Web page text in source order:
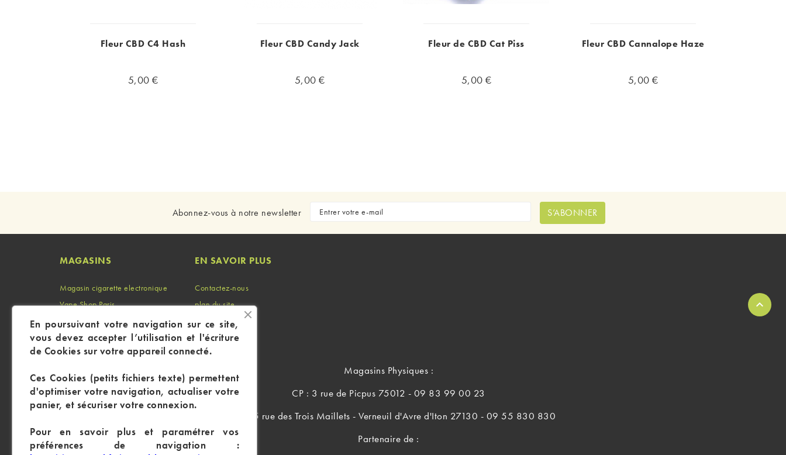
Fleur CBD C4 Hash
5,00 €
Fleur CBD Candy Jack
5,00 €
Fleur de CBD Cat Piss
5,00 €
Fleur CBD Cannalope Haze
5,00 €
Abonnez-vous à notre newsletter S’ABONNER
MAGASINS
Magasin cigarette electronique
Vape Shop Paris
Vape Shop Marseille
Vape Shop Lyon
EN SAVOIR PLUS
Contactez-nous
plan du site
Identifiant
Mon compte
Magasins Physiques :
CP : 3 rue de Picpus 75012 - 09 83 99 00 23
CP : 105 rue des Trois Maillets - Verneuil d'Avre d'Iton 27130 - 09 55 830 830
Partenaire de :
En poursuivant votre navigation sur ce site,
vous devez accepter l’utilisation et l'écriture
de Cookies sur votre appareil connecté.
Ces Cookies (petits fichiers texte) permettent
d'optimiser votre navigation, actualiser votre
panier, et sécuriser votre connexion.
Pour en savoir plus et paramétrer vos
préférences de navigation :